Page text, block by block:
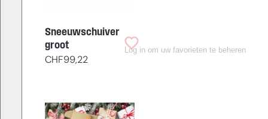
Sneeuwschuiver
groot
CHF99,22
Log in om uw favorieten te beheren